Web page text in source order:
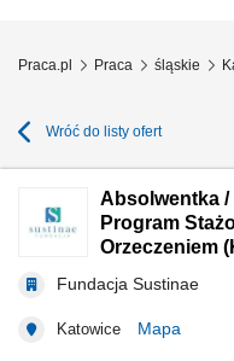
Praca.pl Praca śląskie
Wróć do listy ofert
Absolwentka /
Program
Orzeczeniem
Fundacja Sustinae
Katowice Mapa